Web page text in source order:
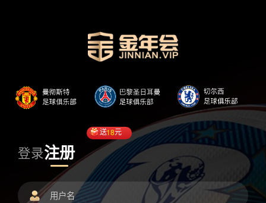
登录注册
送18元